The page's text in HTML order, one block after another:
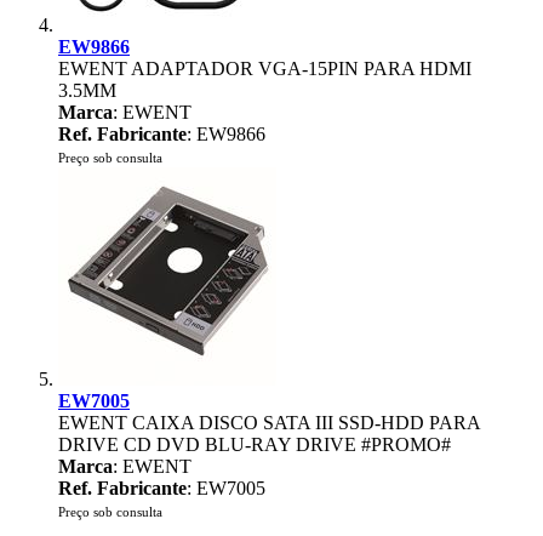
EW9866
EWENT ADAPTADOR VGA-15PIN PARA HDMI
3.5MM
Marca: EWENT
Ref. Fabricante: EW9866
Preço sob consulta
EW7005
EWENT CAIXA DISCO SATA III SSD-HDD PARA
DRIVE CD DVD BLU-RAY DRIVE #PROMO#
Marca: EWENT
Ref. Fabricante: EW7005
Preço sob consulta